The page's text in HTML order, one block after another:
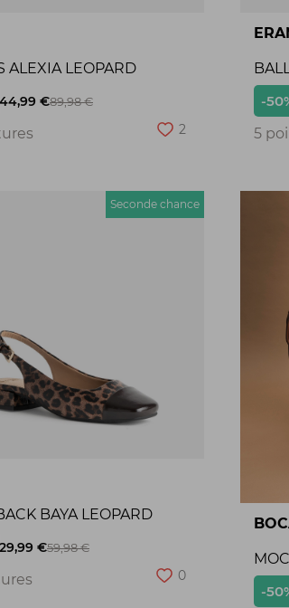
ALEXIA LEOPARD
44,99 €89,98 €
2
-
5
Seconde chance
BAYA LEOPARD
29,99 €59,98 €
0
-